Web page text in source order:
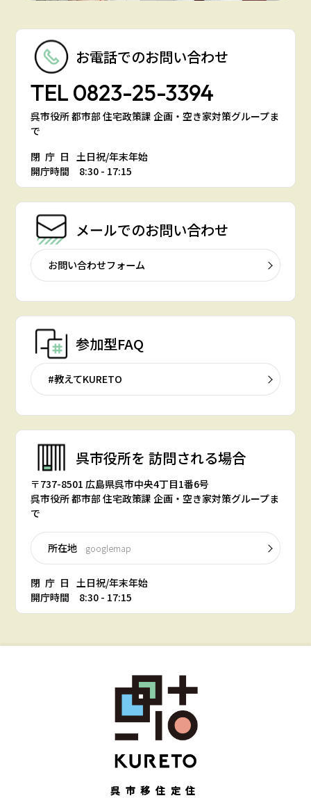
お電話でのお問い合わせ
TEL 0823-25-3394
呉市役所 都市部 住宅政策課 企画・空き家対策グループま
で
閉庁日 土日祝/年末年始
開庁時間 8:30 - 17:15
メールでのお問い合わせ
お問い合わせフォーム
参加型FAQ
#教えてKURETO
呉市役所を 訪問される場合
〒737-8501 広島県呉市中央4丁目1番6号
呉市役所 都市部 住宅政策課 企画・空き家対策グループま
で
所在地 googlemap
閉庁日 土日祝/年末年始
開庁時間 8:30 - 17:15
呉市移住定住